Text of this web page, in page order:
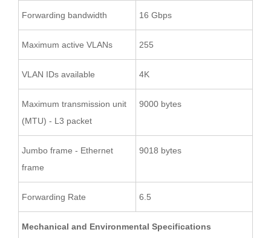
Forwarding bandwidth 16 Gbps
Maximum active VLANs 255
VLAN IDs available 4K
Maximum transmission unit
(MTU) - L3 packet
9000 bytes
Jumbo frame - Ethernet
frame
9018 bytes
Forwarding Rate 6.5
Mechanical and Environmental Specifications